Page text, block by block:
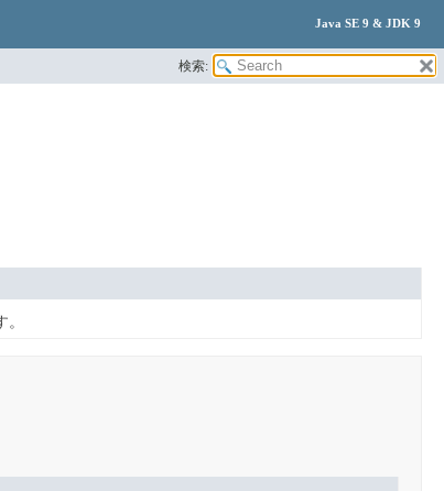
Java SE 9 & JDK 9
検索: